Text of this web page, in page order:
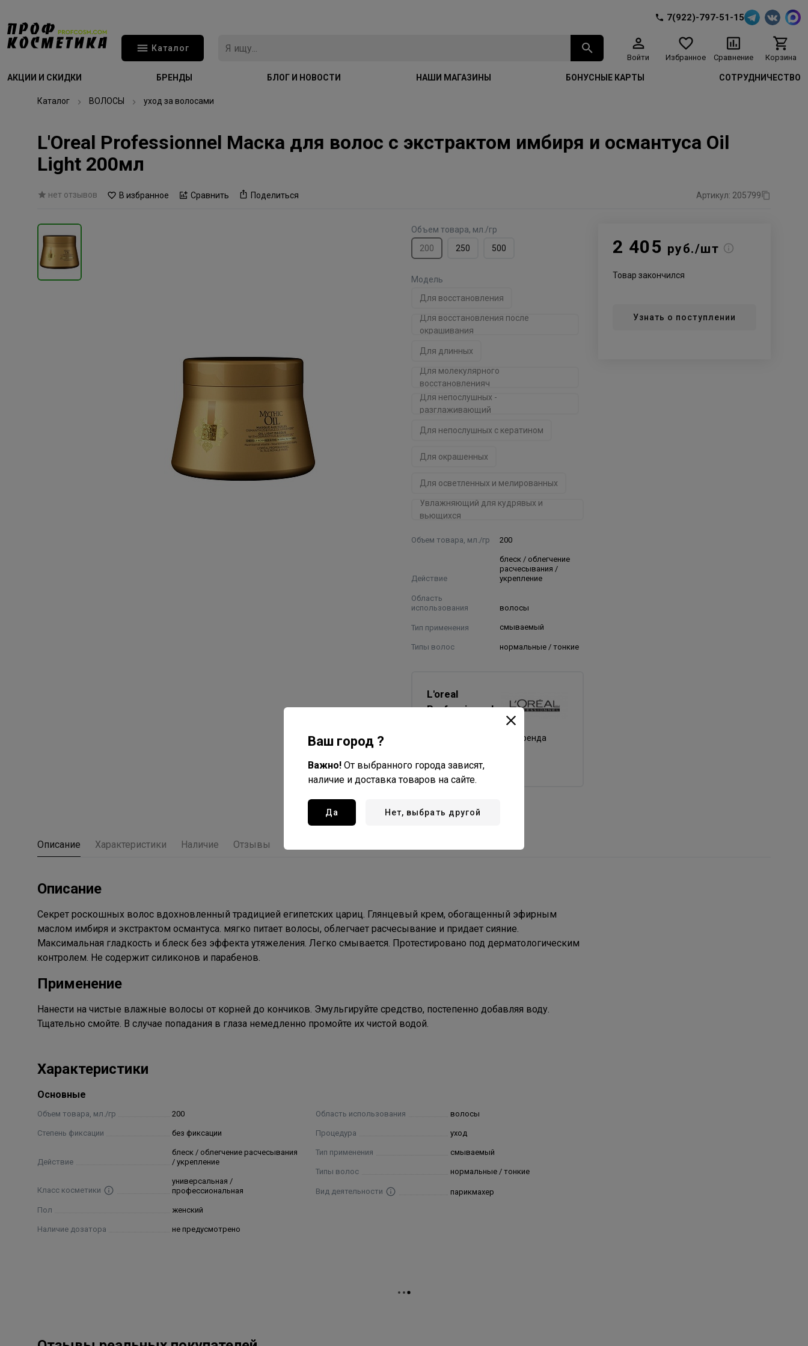
7(922)-797-51-15
Каталог
Войти Избранное Сравнение Корзина
АКЦИИ И СКИДКИ БРЕНДЫ БЛОГ И НОВОСТИ НАШИ МАГАЗИНЫ БОНУСНЫЕ КАРТЫ СОТРУДНИЧЕСТВО
Каталог ВОЛОСЫ уход за волосами
L'Oreal Professionnel Маска для волос с экстрактом имбиря и османтуса Oil
Light 200мл
нет отзывов В избранное Сравнить Поделиться Артикул: 205799
Объем товара, мл./гр
200
250 500
Модель
Для восстановления
Для восстановления после
окрашивания
Для длинных
Для молекулярного
восстановленияч
Для непослушных -
разглаживающий
Для непослушных с кератином
Для окрашенных
Для осветленных и мелированных
Увлажняющий для кудрявых и
вьющихся
Объем товара, мл./гр 200
Действие
блеск / облегчение
расчесывания /
укрепление
Область
использования
волосы
Тип применения смываемый
Типы волос нормальные / тонкие
L'oreal
Professionnel
Франция - страна бренда
производства
2 405 руб./шт
Товар закончился
Узнать о поступлении
Описание Характеристики Наличие Отзывы
Описание
Секрет роскошных волос вдохновленный традицией египетских цариц. Глянцевый крем, обогащенный эфирным
маслом имбиря и экстрактом османтуса. мягко питает волосы, облегчает расчесывание и придает сияние.
Максимальная гладкость и блеск без эффекта утяжеления. Легко смывается. Протестировано под дерматологическим
контролем. Не содержит силиконов и парабенов.
Применение
Нанести на чистые влажные волосы от корней до кончиков. Эмульгируйте средство, постепенно добавляя воду.
Тщательно смойте. В случае попадания в глаза немедленно промойте их чистой водой.
Характеристики
Основные
Объем товара, мл./гр 200
Степень фиксации без фиксации
Действие
блеск / облегчение расчесывания
/ укрепление
Класс косметики
универсальная /
профессиональная
Пол женский
Наличие дозатора не предусмотрено
Область использования волосы
Процедура уход
Тип применения смываемый
Типы волос нормальные / тонкие
Вид деятельности парикмахер
Ваш город ?
Важно! От выбранного города зависят,
наличие и доставка товаров на сайте.
Да Нет, выбрать другой